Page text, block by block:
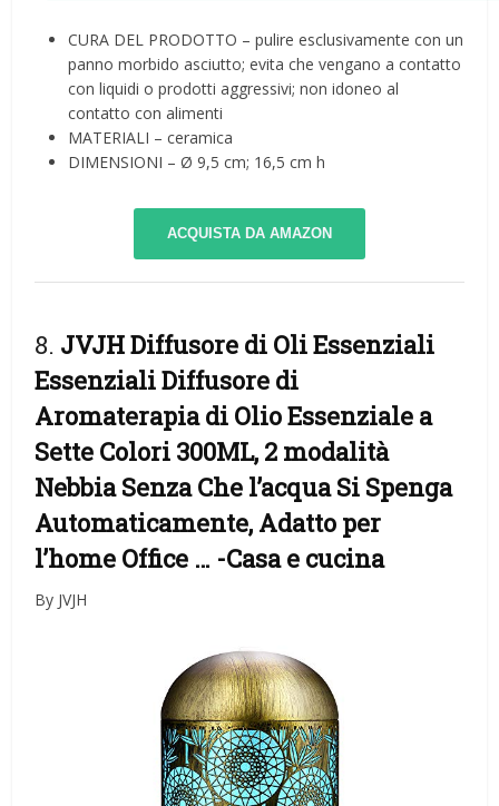
CURA DEL PRODOTTO – pulire esclusivamente con un
panno morbido asciutto; evita che vengano a contatto
con liquidi o prodotti aggressivi; non idoneo al
contatto con alimenti
MATERIALI – ceramica
DIMENSIONI – Ø 9,5 cm; 16,5 cm h
ACQUISTA DA AMAZON
8. JVJH Diffusore di Oli Essenziali
Essenziali Diffusore di
Aromaterapia di Olio Essenziale a
Sette Colori 300ML, 2 modalità
Nebbia Senza Che l’acqua Si Spenga
Automaticamente, Adatto per
l’home Office … -Casa e cucina
By JVJH